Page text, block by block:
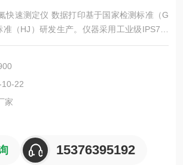
快速测定仪 数据打印基于国家检测标准（G
（HJ）研发生产。仪器采用工业级IPS7寸
观，操作方便；检测装置采用进口光学检测
精准度跨越性提高；水质智能检测系统是基
开发而成，操作简单快速；无需专业人员即
到：让检测更简单！广泛应用于企业污水检
10-22
家
15376395192